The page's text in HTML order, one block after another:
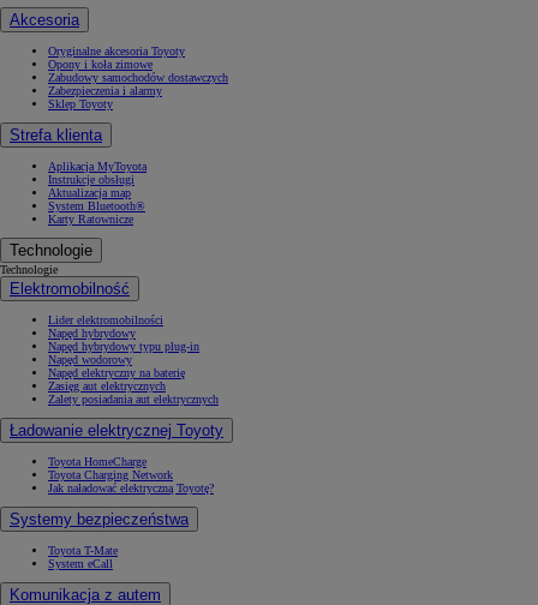
Akcesoria
Oryginalne akcesoria Toyoty
Opony i koła zimowe
Zabudowy samochodów dostawczych
Zabezpieczenia i alarmy
Sklep Toyoty
Strefa klienta
Aplikacja MyToyota
Instrukcje obsługi
Aktualizacja map
System Bluetooth®
Karty Ratownicze
Technologie
Technologie
Elektromobilność
Lider elektromobilności
Napęd hybrydowy
Napęd hybrydowy typu plug-in
Napęd wodorowy
Napęd elektryczny na baterię
Zasięg aut elektrycznych
Zalety posiadania aut elektrycznych
Ładowanie elektrycznej Toyoty
Toyota HomeCharge
Toyota Charging Network
Jak naładować elektryczną Toyotę?
Systemy bezpieczeństwa
Toyota T-Mate
System eCall
Komunikacja z autem